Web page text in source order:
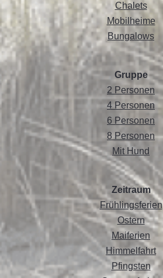
Chalets
Mobilheime
Bungalows
Gruppe
2 Personen
4 Personen
6 Personen
8 Personen
Mit Hund
Zeitraum
Frühlingsferien
Ostern
Maiferien
Himmelfahrt
Pfingsten